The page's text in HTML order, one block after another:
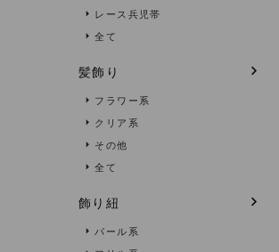
レース兵児帯
全て
髪飾り
フラワー系
クリア系
その他
全て
飾り紐
パール系